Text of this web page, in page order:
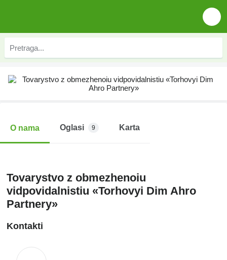
O nama Oglasi 9 Karta
Tovarystvo z obmezhenoiu
vidpovidalnistiu «Torhovyi Dim Ahro
Partnery»
Kontakti